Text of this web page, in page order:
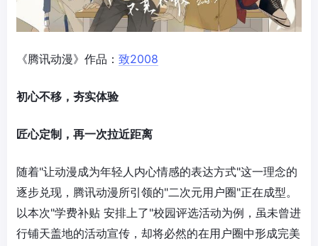
《腾讯动漫》作品： 致2008
初心不移，夯实体验
匠心定制，再一次拉近距离
随着"让动漫成为年轻人内心情感的表达方式"这一理念的
逐步兑现，腾讯动漫所引领的"二次元用户圈"正在成型。
以本次"学费补贴 安排上了"校园评选活动为例，虽未曾进
行铺天盖地的活动宣传，却将必然的在用户圈中形成完美